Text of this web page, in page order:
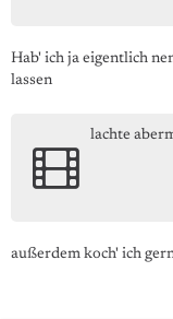
Hab' ich ja eigentlich
lassen
lachte
außerdem koch' ich